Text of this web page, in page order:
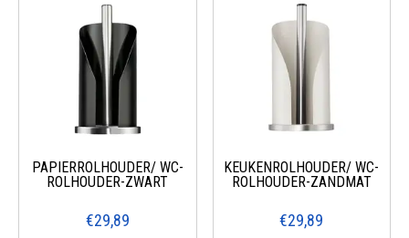
PAPIERROLHOUDER/ WC-
ROLHOUDER-ZWART
€29,89
KEUKENROLHOUDER/ WC-
ROLHOUDER-ZANDMAT
€29,89